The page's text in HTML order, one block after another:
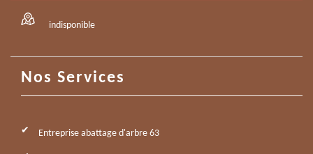
indisponible
Nos Services
Entreprise abattage d'arbre 63